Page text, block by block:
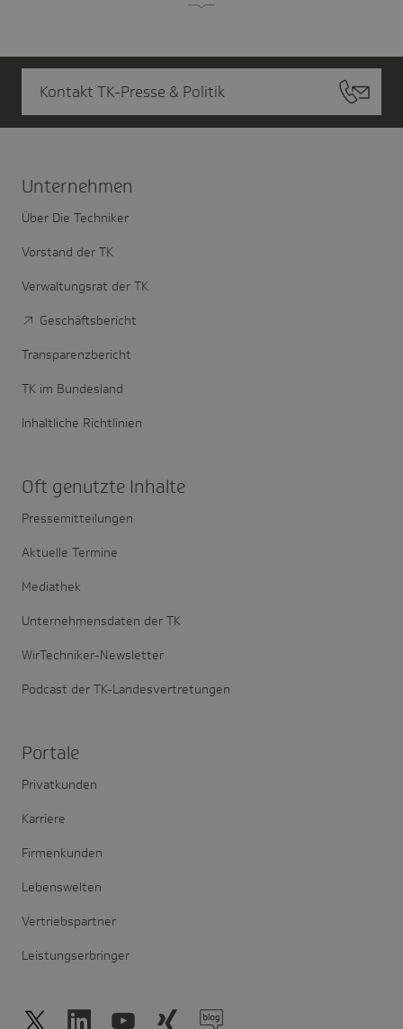
Kontakt TK-Presse & Politik
Unter­nehmen
Über Die Techniker
Vorstand der TK
Verwaltungsrat der TK
Geschäftsbericht
Transparenzbericht
TK im Bundesland
Inhaltliche Richtlinien
Oft genutzte Inhalte
Pressemitteilungen
Aktuelle Termine
Mediathek
Unternehmensdaten der TK
WirTechniker-Newsletter
Podcast der TK-Landesvertretungen
Portale
Privatkunden
Karriere
Firmenkunden
Lebenswelten
Vertriebspartner
Leistungserbringer